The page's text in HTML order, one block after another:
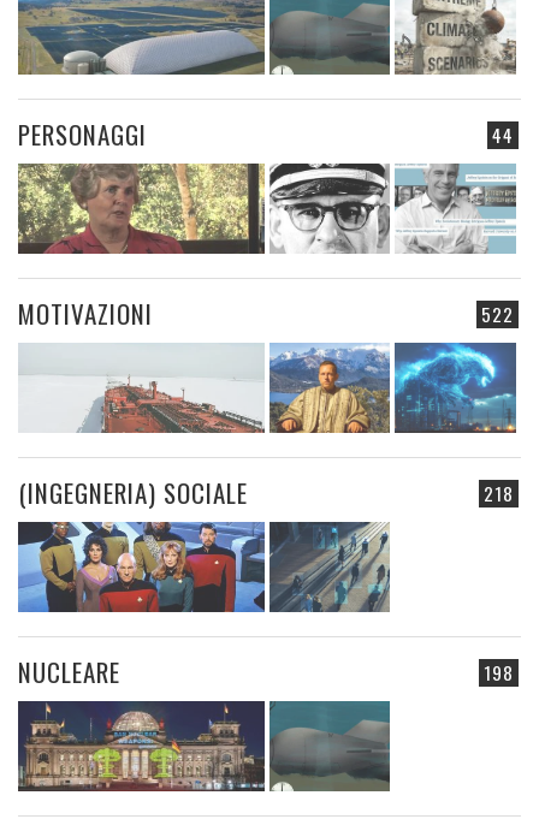
44
PERSONAGGI
522
MOTIVAZIONI
218
(INGEGNERIA) SOCIALE
198
NUCLEARE